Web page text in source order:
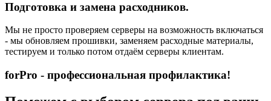
Подготовка и замена расходников.
Мы не просто проверяем серверы на возможность включаться
- мы обновляем прошивки, заменяем расходные материалы,
тестируем и только потом отдаём серверы клиентам.
forPro - профессиональная профилактика!